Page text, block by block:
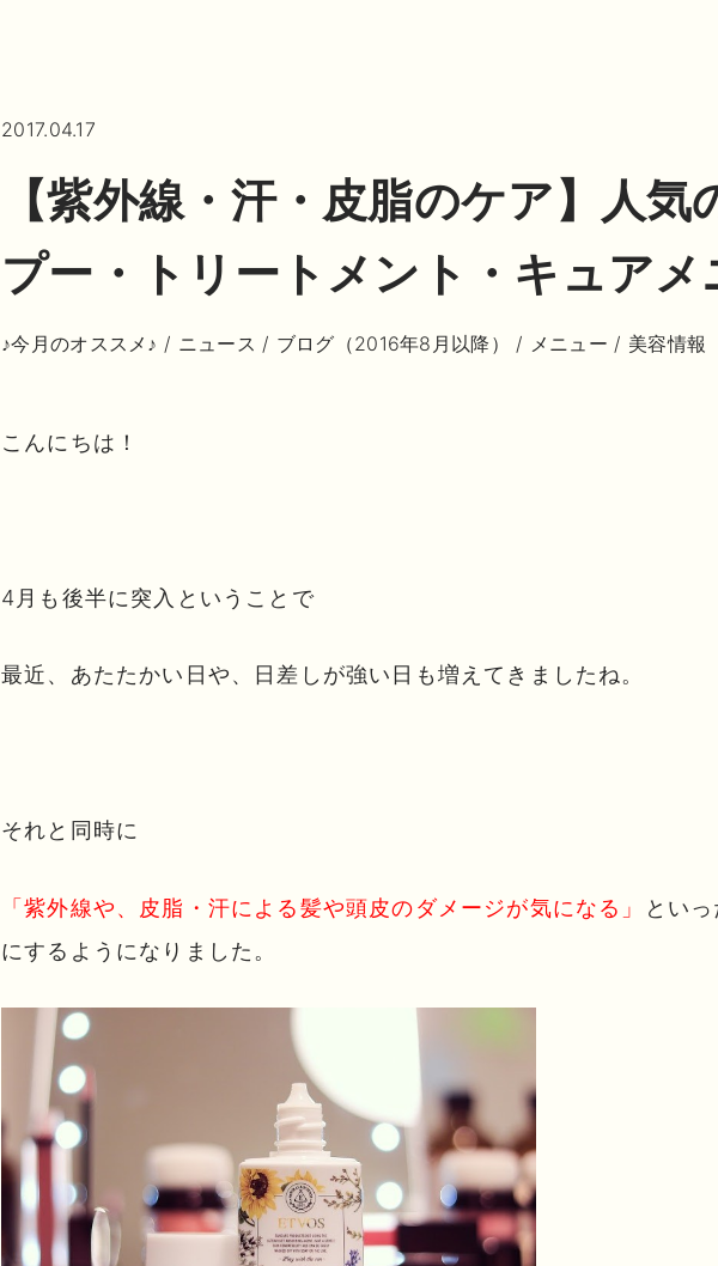
2017.04.17
【紫外線・汗・皮脂のケア】人気
プー・トリートメント・キュアメ
♪今月のオススメ♪ / ニュース / ブログ（2016年8月以降） / メニュー / 美容情報
こんにちは！
4月も後半に突入ということで
最近、あたたかい日や、日差しが強い日も増えてきましたね。
それと同時に
「紫外線や、皮脂・汗による髪や頭皮のダメージが気になる」
とい
にするようになりました。